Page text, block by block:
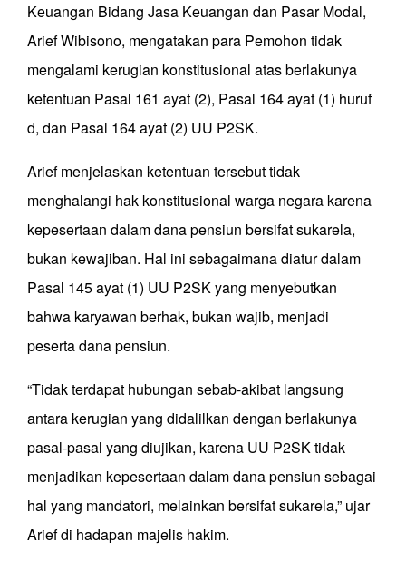
Keuangan Bidang Jasa Keuangan dan Pasar Modal,
Arief Wibisono, mengatakan para Pemohon tidak
mengalami kerugian konstitusional atas berlakunya
ketentuan Pasal 161 ayat (2), Pasal 164 ayat (1) huruf
d, dan Pasal 164 ayat (2) UU P2SK.
Arief menjelaskan ketentuan tersebut tidak
menghalangi hak konstitusional warga negara karena
kepesertaan dalam dana pensiun bersifat sukarela,
bukan kewajiban. Hal ini sebagaimana diatur dalam
Pasal 145 ayat (1) UU P2SK yang menyebutkan
bahwa karyawan berhak, bukan wajib, menjadi
peserta dana pensiun.
“Tidak terdapat hubungan sebab-akibat langsung
antara kerugian yang didalilkan dengan berlakunya
pasal-pasal yang diujikan, karena UU P2SK tidak
menjadikan kepesertaan dalam dana pensiun sebagai
hal yang mandatori, melainkan bersifat sukarela,” ujar
Arief di hadapan majelis hakim.